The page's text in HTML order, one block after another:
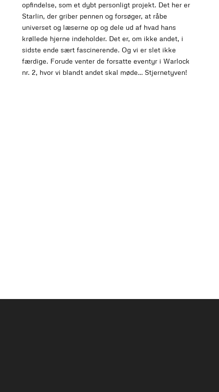
opfindelse, som et dybt personligt projekt. Det her er
Starlin, der griber pennen og forsøger, at råbe
universet og læserne op og dele ud af hvad hans
krøllede hjerne indeholder. Det er, om ikke andet, i
sidste ende sært fascinerende. Og vi er slet ikke
færdige. Forude venter de forsatte eventyr i Warlock
nr. 2, hvor vi blandt andet skal møde… Stjernetyven!